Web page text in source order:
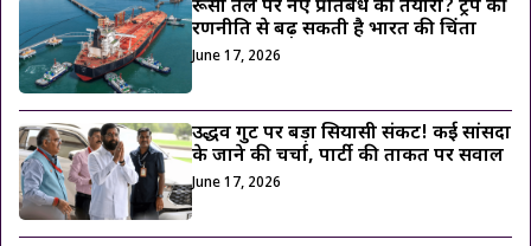
रूसी तेल पर नए प्रतिबंध की तैयारी? ट्रंप की
रणनीति से बढ़ सकती है भारत की चिंता
June 17, 2026
उद्धव गुट पर बड़ा सियासी संकट! कई सांसदों
के जाने की चर्चा, पार्टी की ताकत पर सवाल
June 17, 2026